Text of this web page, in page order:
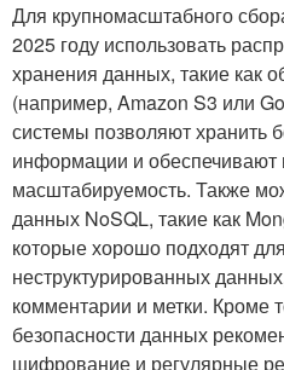
Для крупномасштабного
2025 году использовать
хранения данных, такие как
(например, Amazon S3 или
системы позволяют хранить
информации и обеспечивают
масштабируемость. Также
данных NoSQL, такие как
которые хорошо подходят
неструктурированных
комментарии и метки. Кроме
безопасности данных
шифрование и регулярные